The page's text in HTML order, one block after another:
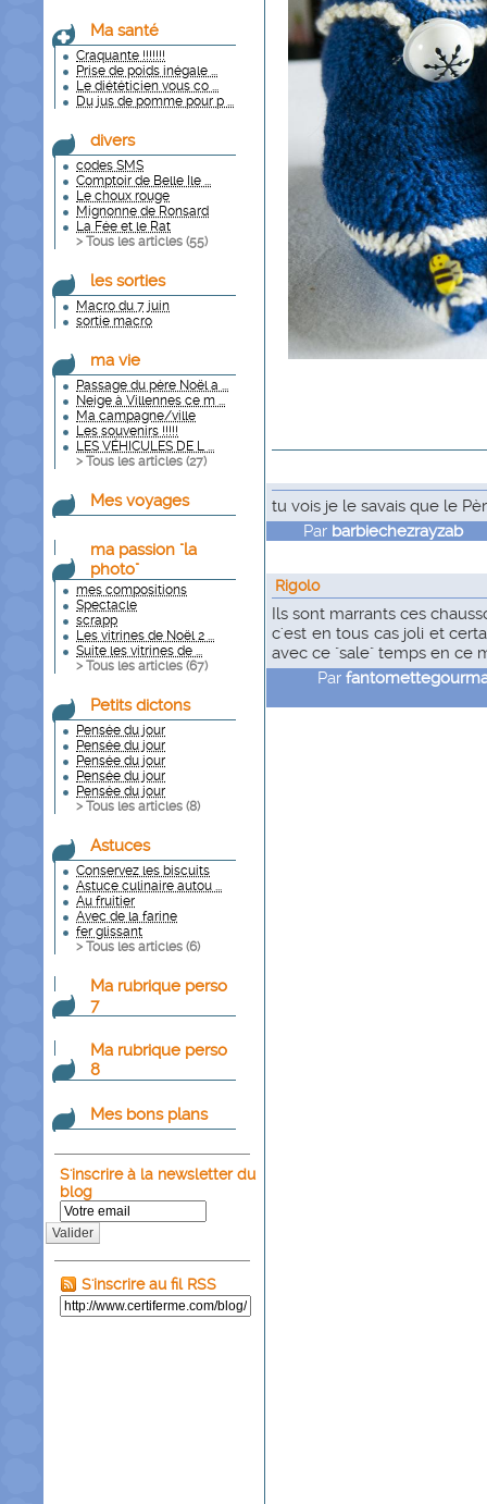
Ma santé
Craquante !!!!!!!
Prise de poids inégale ...
Le diététicien vous co ...
Du jus de pomme pour p ...
divers
codes SMS
Comptoir de Belle Ile ...
Le choux rouge
Mignonne de Ronsard
La Fée et le Rat
> Tous les articles (55)
les sorties
Macro du 7 juin
sortie macro
ma vie
Passage du père Noël a ...
Neige à Villennes ce m ...
Ma campagne/ville
Les souvenirs !!!!!
LES VÉHICULES DE L ...
> Tous les articles (27)
Mes voyages
ma passion "la
photo"
mes compositions
Spectacle
scrapp
Les vitrines de Noël 2 ...
Suite les vitrines de ...
> Tous les articles (67)
Petits dictons
Pensée du jour
Pensée du jour
Pensée du jour
Pensée du jour
Pensée du jour
> Tous les articles (8)
Astuces
Conservez les biscuits
Astuce culinaire autou ...
Au fruitier
Avec de la farine
fer glissant
> Tous les articles (6)
Ma rubrique perso
7
Ma rubrique perso
8
Mes bons plans
S'inscrire à la newsletter du
blog
Valider
S'inscrire au fil RSS
tu vois je le savais que le
Par barbiechezrayzable
Rigolo
Ils sont marrants ces
c'est en tous cas joli et
avec ce "sale" temps en ce
Par